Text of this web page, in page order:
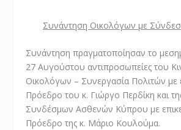
Συνάντηση Οικολόγων με
Συνάντηση πραγματοποίησαν το
27 Αυγούστου αντιπροσωπείες του
Οικολόγων – Συνεργασία Πολιτών με
Πρόεδρο του κ. Γιώργο Περδίκη και
Συνδέσμων Ασθενών Κύπρου με
Πρόεδρο της κ. Μάριο Κουλούμα.